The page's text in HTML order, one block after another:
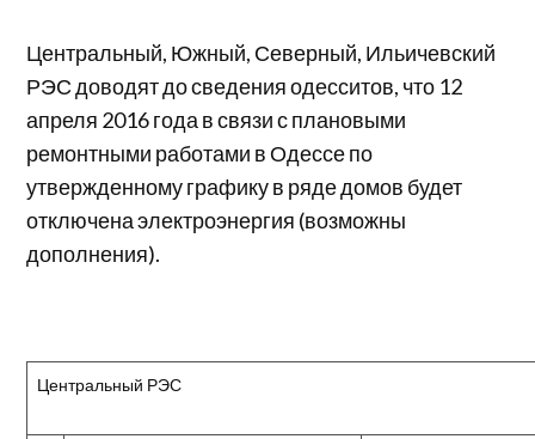
Центральный, Южный, Северный, Ильичевский
РЭС доводят до сведения одесситов, что 12
апреля 2016 года в связи с плановыми
ремонтными работами в Одессе по
утвержденному графику в ряде домов будет
отключена электроэнергия (возможны
дополнения).
Центральный РЭС